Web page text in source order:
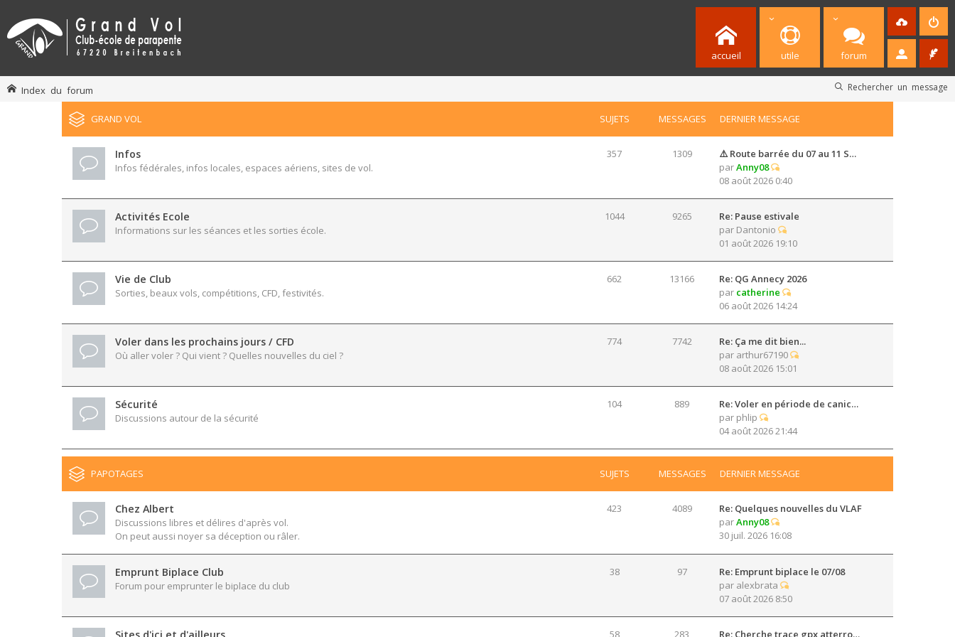
accueil utile forum
Rechercher un message
Index du forum
GRAND VOL SUJETS MESSAGES DERNIER MESSAGE
Infos
Infos fédérales, infos locales, espaces aériens, sites de vol.
357 1309
⚠️ Route barrée du 07 au 11 S…
parAnny08
08 août 2026 0:40
Activités Ecole
Informations sur les séances et les sorties école.
1044 9265
Re: Pause estivale
par Dantonio
01 août 2026 19:10
Vie de Club
Sorties, beaux vols, compétitions, CFD, festivités.
662 13166
Re: QG Annecy 2026
par catherine
06 août 2026 14:24
Voler dans les prochains jours / CFD
Où aller voler ? Qui vient ? Quelles nouvelles du ciel ?
774 7742
Re: Ça me dit bien...
par arthur67190
08 août 2026 15:01
Sécurité
Discussions autour de la sécurité
104 889
Re: Voler en période de canic…
par phlip
04 août 2026 21:44
PAPOTAGES SUJETS MESSAGES DERNIER MESSAGE
Chez Albert
Discussions libres et délires d'après vol.
On peut aussi noyer sa déception ou râler.
423 4089
Re: Quelques nouvelles du VLAF
parAnny08
30 juil. 2026 16:08
Emprunt Biplace Club
Forum pour emprunter le biplace du club
38 97
Re: Emprunt biplace le 07/08
par alexbrata
07 août 2026 8:50
58 283 Re: Cherche trace gpx atterro…